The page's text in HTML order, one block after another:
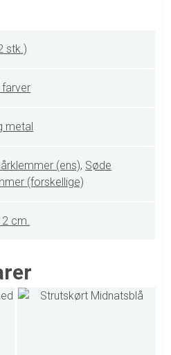
stk.)
farver
metal
(ens), Søde
(forskellige)
2 cm.